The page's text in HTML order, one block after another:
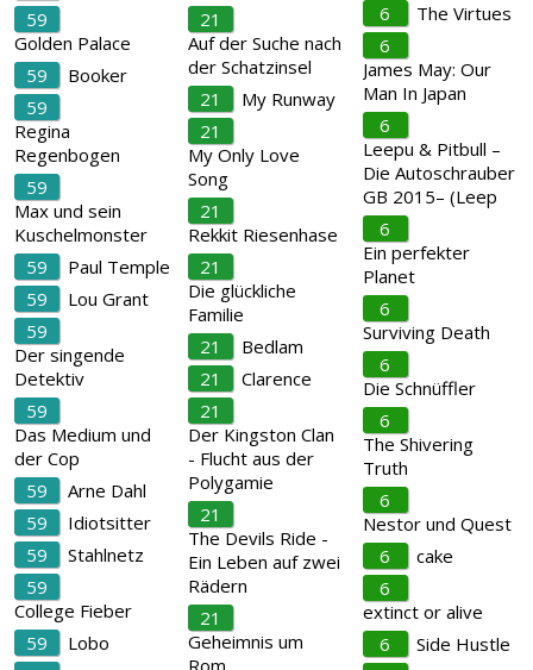
59
Golden Palace
59
Booker
59
Regina
Regenbogen
59
Max und sein
Kuschelmonster
59
Paul Temple
59
Lou Grant
59
Der singende
Detektiv
59
Das Medium und
der Cop
59
Arne Dahl
59
Idiotsitter
59
Stahlnetz
59
College Fieber
59
Lobo
21
Auf der Suche nach
der Schatzinsel
21
My Runway
21
My Only Love
Song
21
Rekkit Riesenhase
21
Die glückliche
Familie
21
Bedlam
21
Clarence
21
Der Kingston Clan
- Flucht aus der
Polygamie
21
The Devils Ride -
Ein Leben auf zwei
Rädern
21
Geheimnis um
Rom
6
The Virtues
6
James May: Our
Man In Japan
6
Leepu & Pitbull –
Die Autoschrauber
GB 2015– (Leep
6
Ein perfekter
Planet
6
Surviving Death
6
Die Schnüffler
6
The Shivering
Truth
6
Nestor und Quest
6
cake
6
extinct or alive
6
Side Hustle